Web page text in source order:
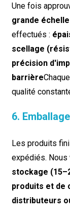
Une fois
grande échelle
effectués :
scellage
précision
barrière
qualité
6.
Les produits
expédiés.
stockage
produits et de
distributeurs